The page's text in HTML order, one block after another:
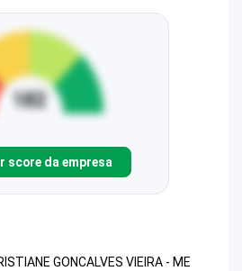
score da empresa
GONCALVES VIEIRA - ME